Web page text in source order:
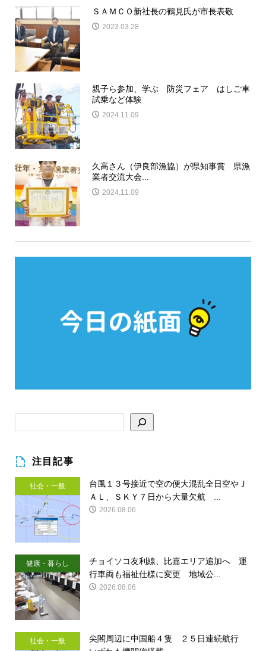
ＳＡＭＣＯ新社長の鶴見氏が市長表敬
2023.03.28
親子ら参加、学ぶ 防災フェア はしご車
試乗など体験
2024.11.09
久高さん（伊良部漁協）が県知事賞 県漁
業者交流大会...
2024.11.09
注目記事
社会・一般
台風１３号接近で空の便大混乱全日空やＪ
ＡＬ、ＳＫＹ７日から大量欠航 ...
2026.08.06
健康・暮らし
チョイソコ友利線、比嘉エリア追加へ 運
行車両も福祉仕様に変更 地域公...
2026.08.06
社会・一般
尖閣周辺に中国船４隻 ２５日連続航行